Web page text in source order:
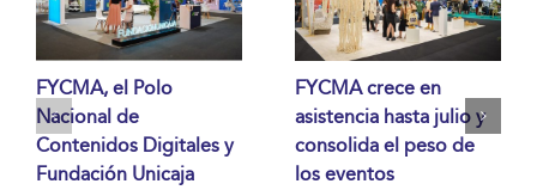
FYCMA, el Polo
Nacional de
Contenidos Digitales y
Fundación Unicaja
FYCMA crece en
asistencia hasta julio y
consolida el peso de
los eventos